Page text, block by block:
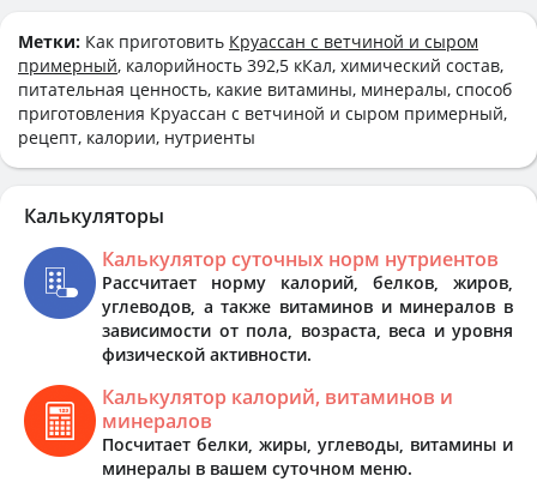
Метки: Как приготовить Круассан с ветчиной и сыром
примерный, калорийность 392,5 кКал, химический состав,
питательная ценность, какие витамины, минералы, способ
приготовления Круассан с ветчиной и сыром примерный,
рецепт, калории, нутриенты
Калькуляторы
Калькулятор суточных норм нутриентов
Рассчитает норму калорий, белков, жиров,
углеводов, а также витаминов и минералов в
зависимости от пола, возраста, веса и уровня
физической активности.
Калькулятор калорий, витаминов и
минералов
Посчитает белки, жиры, углеводы, витамины и
минералы в вашем суточном меню.